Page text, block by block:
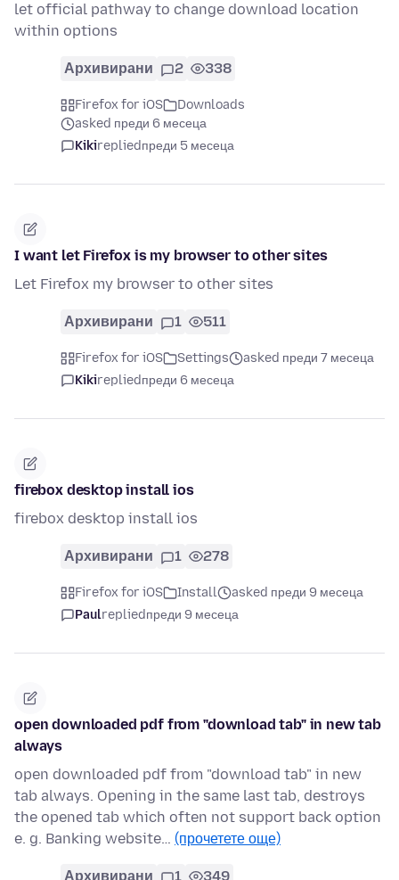
let official pathway to change download location
within options
Архивирани 2 338
Firefox for iOS
Downloads
asked преди 6 месеца
Kikirepliedпреди 5 месеца
I want let Firefox is my browser to other sites
Let Firefox my browser to other sites
Архивирани 1 511
Firefox for iOS Settings
asked преди 7 месеца
Kikirepliedпреди 6 месеца
firebox desktop install ios
firebox desktop install ios
Архивирани 1 278
Firefox for iOS Install
asked преди 9 месеца
Paulrepliedпреди 9 месеца
open downloaded pdf from "download tab" in new tab
always
open downloaded pdf from "download tab" in new
tab always. Opening in the same last tab, destroys
the opened tab which often not support back option
e. g. Banking website… (прочетете още)
Архивирани 1 349